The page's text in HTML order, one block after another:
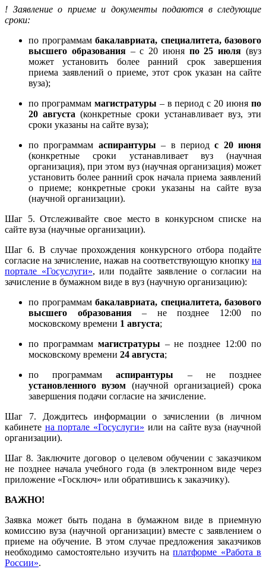
! Заявление о приеме и документы подаются в следующие
сроки:
по программам бакалавриата, специалитета, базового
высшего образования– с 20 июня по 25 июля (вуз
может установить более ранний срок завершения
приема заявлений о приеме, этот срок указан на сайте
вуза);
по программам магистратуры – в период с 20 июняпо
20 августа (конкретные сроки устанавливает вуз, эти
сроки указаны на сайте вуза);
по программам аспирантуры– в периодс 20 июня
(конкретные сроки устанавливает вуз (научная
организация), при этом вуз (научная организация) может
установить более ранний срок начала приема заявлений
о приеме; конкретные сроки указаны на сайте вуза
(научной организации).
Шаг 5. Отслеживайте свое место в конкурсном списке на
сайте вуза (научные организации).
Шаг 6. В случае прохождения конкурсного отбора подайте
согласие на зачисление, нажав на соответствующую кнопку на
портале «Госуслуги», или подайте заявление о согласии на
зачисление в бумажном виде в вуз (научную организацию):
по программам бакалавриата, специалитета, базового
высшего образования– не позднее 12:00 по
московскому времени 1 августа;
по программам магистратуры – не позднее 12:00 по
московскому времени 24 августа;
по программамаспирантуры – не позднее
установленного вузом (научной организацией) срока
завершения подачи согласие на зачисление.
Шаг 7. Дождитесь информации о зачислении (в личном
кабинете на портале «Госуслуги» или на сайте вуза (научной
организации).
Шаг 8. Заключите договор о целевом обучении с заказчиком
не позднее начала учебного года (в электронном виде через
приложение «Госключ» или обратившись к заказчику).
ВАЖНО!
Заявка может быть подана в бумажном виде в приемную
комиссию вуза (научной организации) вместе с заявлением о
приеме на обучение. В этом случае предложения заказчиков
необходимо самостоятельно изучить наплатформе «Работа в
России».